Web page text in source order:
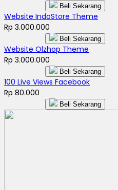
Beli Sekarang
Website IndoStore Theme
Rp 3.000.000
Beli Sekarang
Website Olzhop Theme
Rp 3.000.000
Beli Sekarang
100 Live Views Facebook
Rp 80.000
Beli Sekarang